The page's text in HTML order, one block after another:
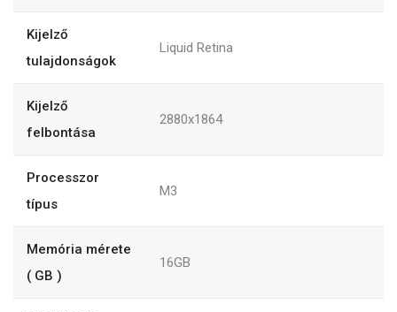
Kijelző
tulajdonságok
Liquid Retina
Kijelző
felbontása
2880x1864
Processzor
típus
M3
Memória mérete
( GB )
16GB